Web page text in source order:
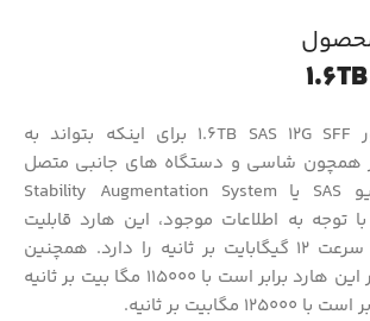
هارد دیسک سرور 1.6TB SAS 12G SFF برای اینکه بتواند به
همچون شاسی و دستگاه های جانبی متصل
شود از رابط داریو SAS یا Stability Augmentation System
توجه به اطلاعات موجود، این هارد قابلیت
انتقال داده ها با سرعت 12 گیگابایت بر ثانیه را دارد. همچنین
خواندن تصادفی در این هارد برابر است با 115000 مگا بیت بر ثانیه
بر ثانیه.